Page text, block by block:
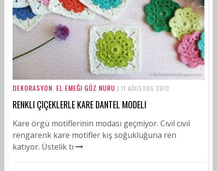
DEKORASYON, EL EMEĞI GÖZ NURU | 11 AĞUSTOS 2013
RENKLI ÇIÇEKLERLE KARE DANTEL MODELI
Kare örgü motiflerinin modası geçmiyor. Cıvıl cıvıl
rengarenk kare motifler kış soğukluğuna ren
katıyor. Üstelik tı